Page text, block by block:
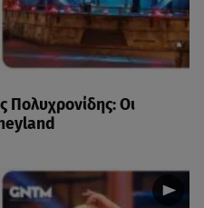
Πολυχρονίδης: Οι